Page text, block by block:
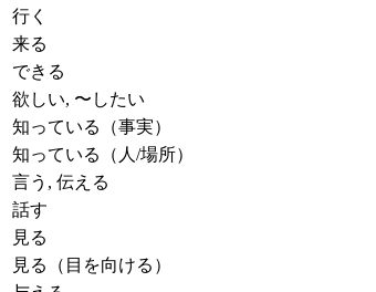
行く
来る
できる
欲しい, 〜したい
知っている（事実）
知っている（人/場所）
言う, 伝える
話す
見る
見る（目を向ける）